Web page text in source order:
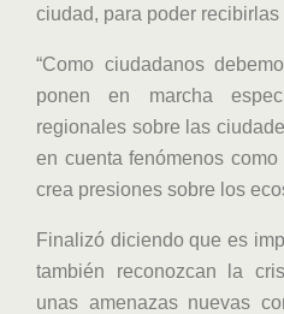
ciudad, para poder recibirlas
“Como ciudadanos
ponen en marcha
regionales sobre las
en cuenta fenómenos
crea presiones sobre los
Finalizó diciendo que es
también reconozcan la
unas amenazas nuevas